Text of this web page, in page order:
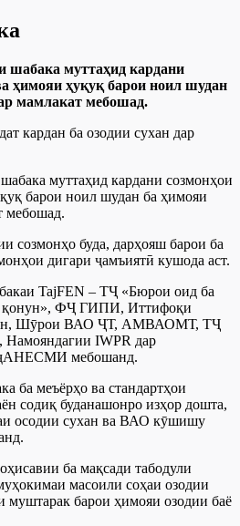
шабака муттаҳид кардани
ҳимояи ҳуқуқ барои ноил шудан
мамлакат мебошад.
кардан ба озодии сухан дар
муттаҳид кардани созмонҳои
барои ноил шудан ба ҳимояи
мебошад.
созмонҳо буда, дарҳояш барои ба
дигари ҷамъиятӣ кушода аст.
TajFEN – ТҶ «Бюрои оид ба
қонун», ФҶ ГИПИ, Иттифоқи
Шӯрои ВАО ҶТ, АМВАОМТ, ТҶ
IWPR дар
мебошанд.
ба меъёрҳо ва стандартҳои
содиқ буданашонро изҳор дошта,
осодии сухан ва ВАО кӯшишу
ба мақсади табодули
масоили соҳаи озодии
муштарак барои ҳимояи озодии баё